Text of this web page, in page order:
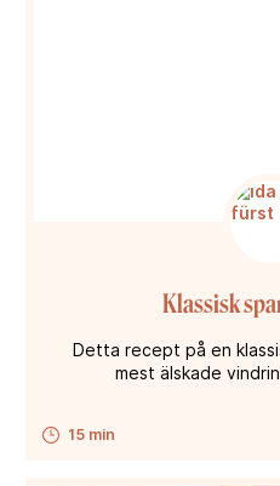
15 min
Klassisk
Detta recept på en
mest älskade